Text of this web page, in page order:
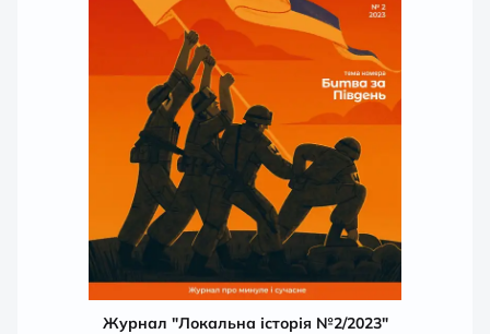
Журнал "Локальна історія №2/2023"